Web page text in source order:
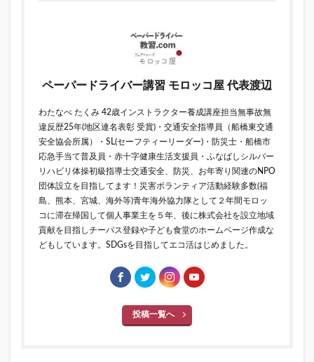
ペーパードライバー講習 モロッコ屋 代表渡辺
わたなべ たくみ 42歳インストラクター養成講座担当無事故無
違反歴25年(地区連名表彰 受賞)・交通安全指導員（船橋東交通
安全協会所属）・SL(セーフティーリーダー)・防災士・船橋市
応急手当て普及員・赤十字健康生活支援員・ふなばしシルバー
リハビリ体操初級指導士交通安全、防災、お年寄り関連のNPO
団体設立を目指してます！災害ボランティア活動経験多数(福
島、熊本、宮城、海外等)青年海外協力隊として２年間モロッ
コに滞在帰国して個人事業主を５年、後に株式会社を設立地域
貢献を目指しチーパス登録や子ども食堂のホームページ作成な
どもしています。SDGsを目指してエコ活はじめました。
投稿一覧へ